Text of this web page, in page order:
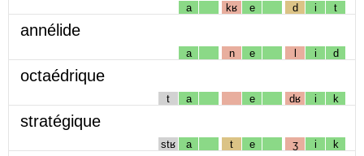
a kʁ e d i t
annélide
a n e l i d
octaédrique
t a e dʁ i k
stratégique
stʁ a t e ʒ i k